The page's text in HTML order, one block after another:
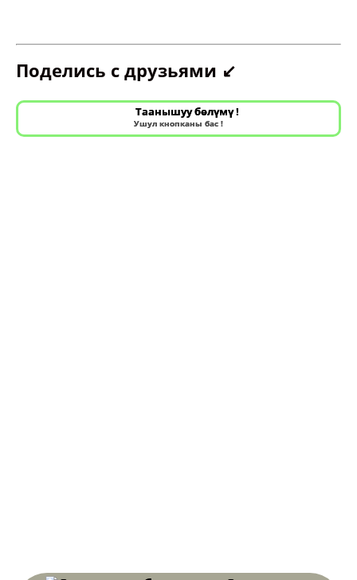
Поделись с друзьями ↙️
Таанышуу бөлүмү !
Ушул кнопканы бас !